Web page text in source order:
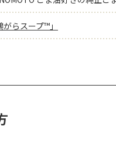
がらスープ™」